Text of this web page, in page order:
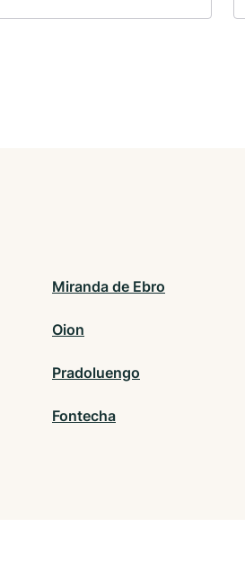
Miranda de Ebro
Oion
Pradoluengo
Fontecha